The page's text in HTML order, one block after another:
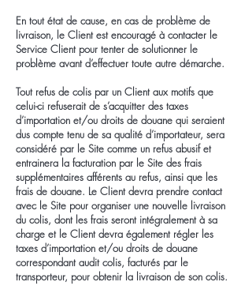
En tout état de cause, en cas de problème de
livraison, le Client est encouragé à contacter le
Service Client pour tenter de solutionner le
problème avant d’effectuer toute autre démarche.
Tout refus de colis par un Client aux motifs que
celui-ci refuserait de s’acquitter des taxes
d’importation et/ou droits de douane qui seraient
dus compte tenu de sa qualité d’importateur, sera
considéré par le Site comme un refus abusif et
entrainera la facturation par le Site des frais
supplémentaires afférents au refus, ainsi que les
frais de douane. Le Client devra prendre contact
avec le Site pour organiser une nouvelle livraison
du colis, dont les frais seront intégralement à sa
charge et le Client devra également régler les
taxes d’importation et/ou droits de douane
correspondant audit colis, facturés par le
transporteur, pour obtenir la livraison de son colis.